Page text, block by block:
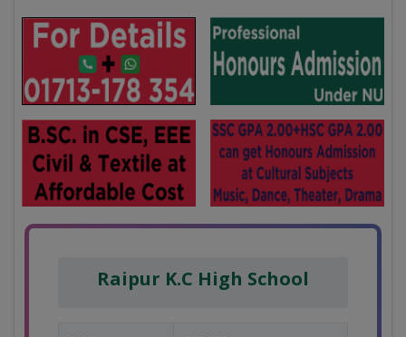
Raipur K.C High School